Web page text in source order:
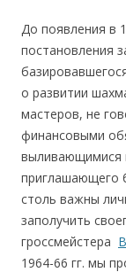
До появления в
постановления
о развитии
мастеров, не
финансовыми
выливающимися
приглашающего
столь важны
заполучить
гроссмейстера
1964-66 гг. мы